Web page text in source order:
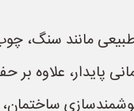
مانند سنگ،
پایدار، علاوه
ساختمان،